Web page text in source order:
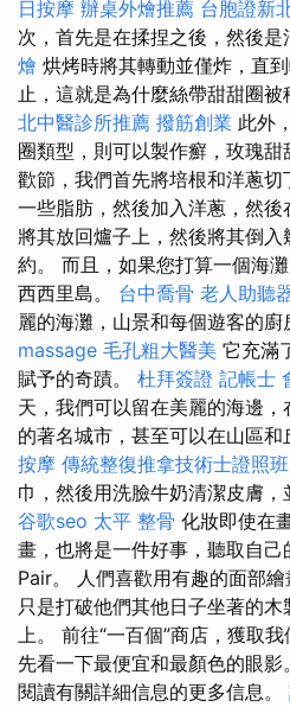
日按摩 辦桌外燴推薦 台胞證新
次，首先是在揉捏之後，然後是
燴 烘烤時將其轉動並僅炸，直
止，這就是為什麼絲帶甜甜圈被
北中醫診所推薦 撥筋創業 此外
圈類型，則可以製作癬，玫瑰
歡節，我們首先將培根和洋蔥
一些脂肪，然後加入洋蔥，然後
將其放回爐子上，然後將其倒
約。 而且，如果您打算一個海
西西里島。 台中喬骨 老人助聽
麗的海灘，山景和每個遊客的廚
massage 毛孔粗大醫美 它充滿
賦予的奇蹟。 杜拜簽證 記帳士
天，我們可以留在美麗的海邊
的著名城市，甚至可以在山區和
按摩 傳統整復推拿技術士證照
巾，然後用洗臉牛奶清潔皮膚，
谷歌seo 太平 整骨 化妝即使在
畫，也將是一件好事，聽取自
Pair。 人們喜歡用有趣的面部
只是打破他們其他日子坐著的
上。 前往“一百個”商店，獲取
先看一下最便宜和最顏色的眼
閱讀有關詳細信息的更多信息。